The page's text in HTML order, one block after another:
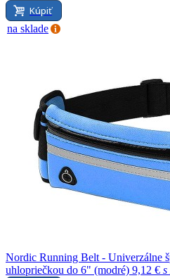
Kúpiť
na sklade
Nordic Running Belt - Univerzálne
uhlopriečkou do 6" (modré) 9,12 €